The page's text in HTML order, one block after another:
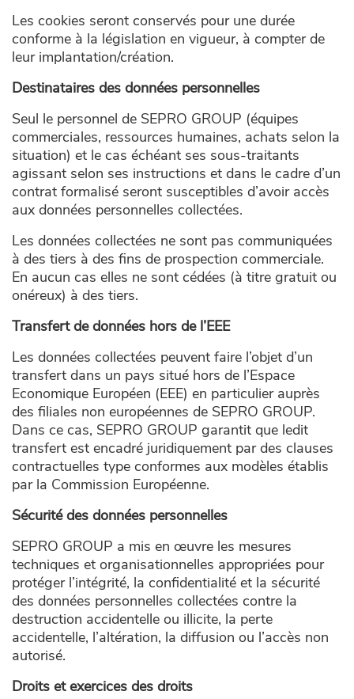
Les cookies seront conservés pour une durée
conforme à la législation en vigueur, à compter de
leur implantation/création.
Destinataires des données personnelles
Seul le personnel de SEPRO GROUP (équipes
commerciales, ressources humaines, achats selon la
situation) et le cas échéant ses sous-traitants
agissant selon ses instructions et dans le cadre d’un
contrat formalisé seront susceptibles d’avoir accès
aux données personnelles collectées.
Les données collectées ne sont pas communiquées
à des tiers à des fins de prospection commerciale.
En aucun cas elles ne sont cédées (à titre gratuit ou
onéreux) à des tiers.
Transfert de données hors de l’EEE
Les données collectées peuvent faire l’objet d’un
transfert dans un pays situé hors de l’Espace
Economique Européen (EEE) en particulier auprès
des filiales non européennes de SEPRO GROUP.
Dans ce cas, SEPRO GROUP garantit que ledit
transfert est encadré juridiquement par des clauses
contractuelles type conformes aux modèles établis
par la Commission Européenne.
Sécurité des données personnelles
SEPRO GROUP a mis en œuvre les mesures
techniques et organisationnelles appropriées pour
protéger l’intégrité, la confidentialité et la sécurité
des données personnelles collectées contre la
destruction accidentelle ou illicite, la perte
accidentelle, l’altération, la diffusion ou l’accès non
autorisé.
Droits et exercices des droits